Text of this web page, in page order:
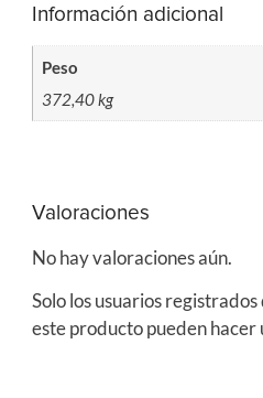
Información adicional
Peso
372,40 kg
Valoraciones
No hay valoraciones aún.
Solo los usuarios
este producto pueden hacer